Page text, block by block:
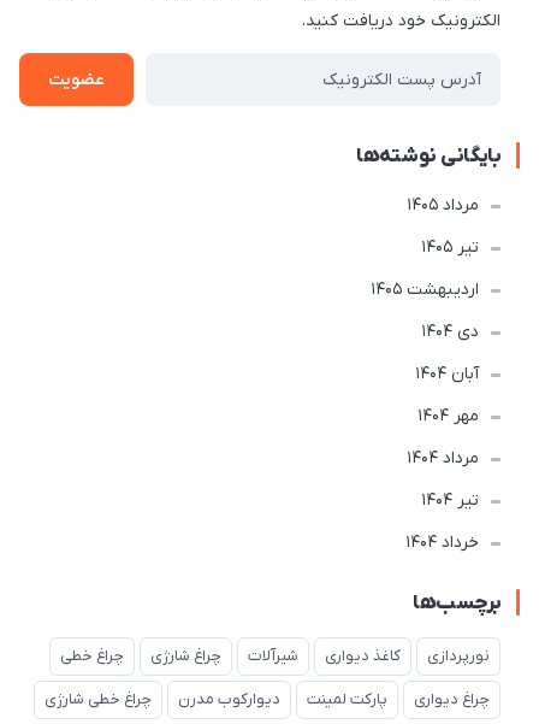
الکترونیک خود دریافت کنید.
عضویت
بایگانی نوشته‌ها
مرداد 1405
تير 1405
ارديبهشت 1405
دی 1404
آبان 1404
مهر 1404
مرداد 1404
تير 1404
خرداد 1404
برچسب‌ها
نورپردازی کاغذ دیواری شیرآلات چراغ شارژی چراغ خطی
چراغ دیواری پارکت لمینت دیوارکوب مدرن چراغ خطی شارژی